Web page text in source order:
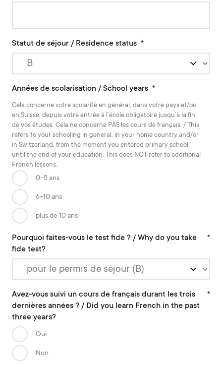
Statut de séjour / Residence status *
Années de scolarisation / School years *
Cela concerne votre scolarité en général, dans votre pays et/ou
en Suisse, depuis votre entrée à l’école obligatoire jusqu’à la fin
de vos études. Cela ne concerne PAS les cours de français. / This
refers to your schooling in general, in your home country and/or
in Switzerland, from the moment you entered primary school
until the end of your education. This does NOT refer to additional
French lessons.
0-5 ans
6-10 ans
plus de 10 ans
Pourquoi faites-vous le test fide ? / Why do you take
fide test?
*
Avez-vous suivi un cours de français durant les trois
dernières années ? / Did you learn French in the past
three years?
*
Oui
Non